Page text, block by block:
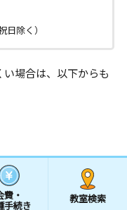
日除く）
場合は、以下からも
費・
手続き
教室検索